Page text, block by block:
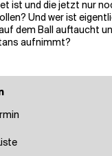
ist und die jetzt nur
Und wer ist
dem Ball auf­taucht
aufnimmt?